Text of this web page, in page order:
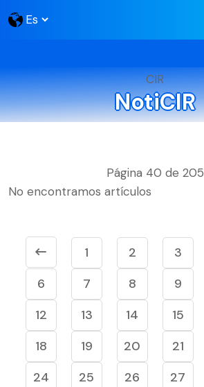
CIR
NotiCIR
Página 40 de 205
No encontramos artículos
1 2 3
6
7 8 9
12
13 14 15
18
19 20 21
24
25 26 27